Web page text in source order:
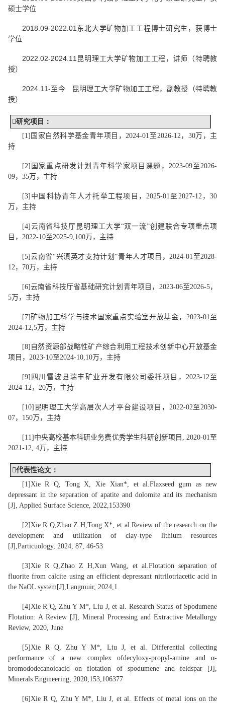
硕士学位
2018.09-2022.01东北大学矿物加工工程博士研究生，获博士
学位
2022.02-2024.11昆明理工大学矿物加工工程，讲师 （特聘教
授）
2024.11-至今 昆明理工大学矿物加工工程， 副教授（特聘教
授）
研究项目 ：
[1] 国家自然科学基金青年项目，2024-01 至2026-12， 30万，主
持
[2] 国家重点研发计划青年科学家项目课题， 2023-09至2026-
09， 35万，主持
[3] 中国科协青年人才托举工程项目 ， 2025-01 至 2027-12 ，30
万，主持
[4] 云南省科技厅 昆明理工大学“双一流”创建联合专项重点项
目， 2022-10至2025-9, 100万，主持
[5]云南省“兴滇英才支持计划”青年人才项目， 2024-01 至2028-
12 ， 70万，主持
[6]云南省科技厅省基础研究计划 青年项目 ， 2023-06至2026-5，
5万，主持
[7]矿物加工科学与技术国家重点实验室开放基金 ， 2023-01 至
2024-12 5万，主持
[8] 自然资源部战略性矿产综合利用工程技术创新中心开放基金
项目 ， 2023-10至2024-10,10万，主持
[9] 四川雷波县瑞丰矿业开发有限公司委托项目， 2023-12至
2024-12， 20万，主持
[10] 昆明理工大学高层次人才平台建设项目 ， 2022-02至2030-
07， 150万，主持
[11] 中央高校基本科研业务费优秀学生科研创新项目 , 2020-01至
2021-12, 4万，主持
代表性论文：
[1]Xie R Q, Tong X, Xie Xian*, et al.Flaxseed gum as new
depressant in the separation of apatite and dolomite and its mechanism
[J], Applied Surface Science, 2022,153390
[2] Xie R Q, Zhao Z H, Tong X*, et al. Review of the research on the
development and utilization of clay-type lithium resources
[J], Particuology, 2024, 87, 46-53
[3] Xie R Q, Zhao Z H, Xun Wang , et al.Flotation separation of
fluorite from calcite using an efficient depressant nitrilotriacetic acid in
the NaOL system[J], Langmuir, 2024,1
[4] Xie R Q, Zhu Y M*, Liu J, et al. Research Status of Spodumene
Flotation: A Review [J], Mineral Processing and Extractive Metallurgy
Review, 2020, June
[5]Xie R Q, Zhu Y M*, Liu J, et al. Differential collecting
performance of a new complex ofdecyloxy-propyl-amine and α-
bromododecanoicacid on flotation of spodumene and feldspar [J],
Minerals Engineering, 2020,153,106377
[6]Xie R Q, Zhu Y M*, Liu J, et al. Effects of metal ions on the